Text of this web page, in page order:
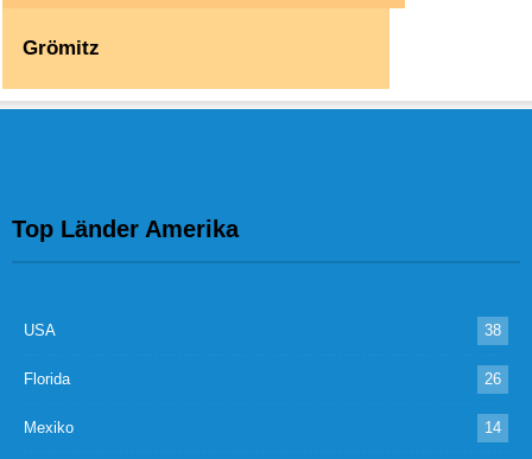
Grömitz
Top Länder Amerika
USA 38
Florida 26
Mexiko 14